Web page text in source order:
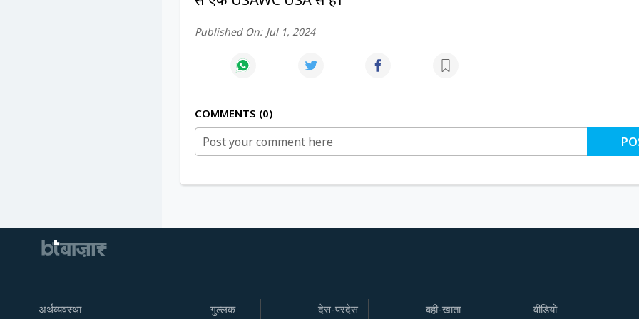
Published On: Jul 1, 2024
COMMENTS 0
अर्थव्यवस्था गुल्लक देस-परदेस बही-खाता वीडियो